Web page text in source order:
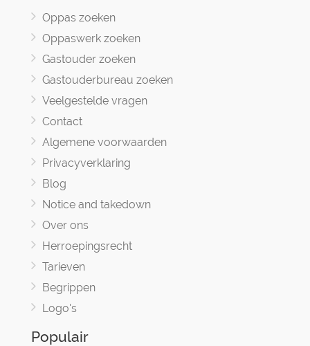
Oppas zoeken
Oppaswerk zoeken
Gastouder zoeken
Gastouderbureau zoeken
Veelgestelde vragen
Contact
Algemene voorwaarden
Privacyverklaring
Blog
Notice and takedown
Over ons
Herroepingsrecht
Tarieven
Begrippen
Logo's
Populair